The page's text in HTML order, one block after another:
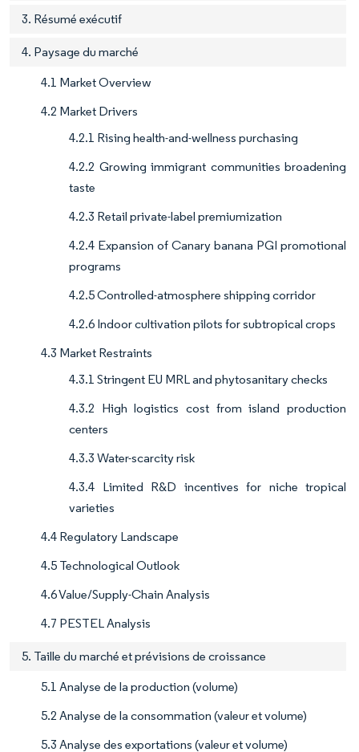
3. Résumé exécutif
4. Paysage du marché
4.1 Market Overview
4.2 Market Drivers
4.2.1 Rising health-and-wellness purchasing
4.2.2 Growing immigrant communities broadening
taste
4.2.3 Retail private-label premiumization
4.2.4 Expansion of Canary banana PGI promotional
programs
4.2.5 Controlled-atmosphere shipping corridor
4.2.6 Indoor cultivation pilots for subtropical crops
4.3 Market Restraints
4.3.1 Stringent EU MRL and phytosanitary checks
4.3.2 High logistics cost from island production
centers
4.3.3 Water-scarcity risk
4.3.4 Limited R&D incentives for niche tropical
varieties
4.4 Regulatory Landscape
4.5 Technological Outlook
4.6 Value/Supply-Chain Analysis
4.7 PESTEL Analysis
5. Taille du marché et prévisions de croissance
5.1 Analyse de la production (volume)
5.2 Analyse de la consommation (valeur et volume)
5.3 Analyse des exportations (valeur et volume)